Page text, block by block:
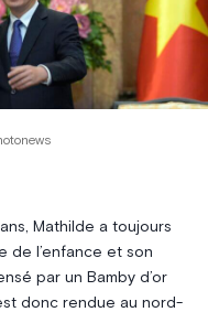
Mathilde a toujours
de l’enfance et son
par un Bamby d’or
donc rendue au nord-